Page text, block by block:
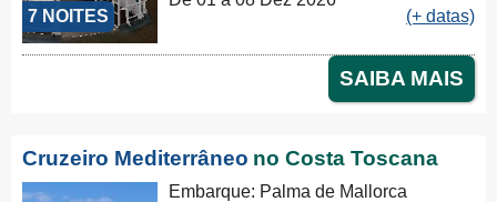
7 NOITES
(+ datas)
SAIBA MAIS
Cruzeiro Mediterrâneo no Costa Toscana
Embarque: Palma de Mallorca